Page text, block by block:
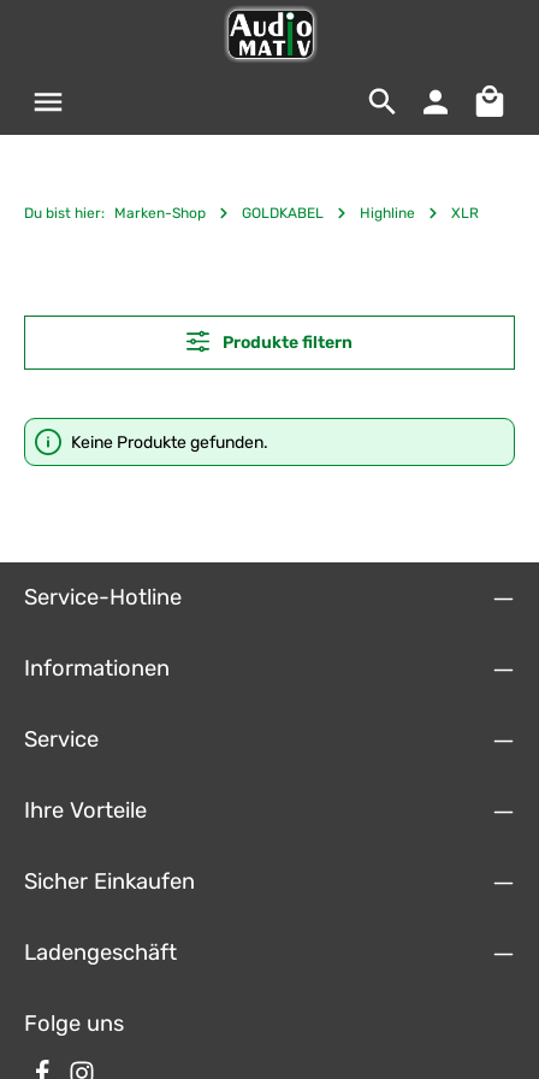
Du bist hier: Marken-Shop GOLDKABEL Highline XLR
Produkte filtern
Keine Produkte gefunden.
Service-Hotline
Informationen
Service
Ihre Vorteile
Sicher Einkaufen
Ladengeschäft
Folge uns